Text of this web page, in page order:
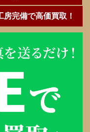
完備で高価買取！